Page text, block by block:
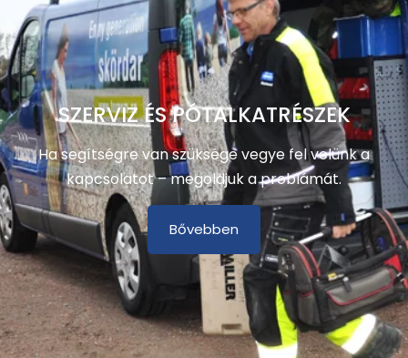
SZERVIZ ÉS PÓTALKATRÉSZEK
Ha segítségre van szüksége vegye fel velünk a
kapcsolatot – megoldjuk a problámát.
Bővebben